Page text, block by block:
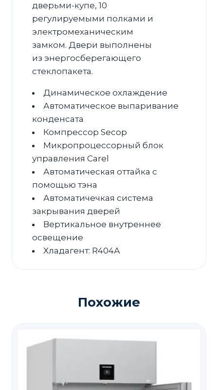
дверьми-купе, 10
регулируемыми полками и
электромеханическим
замком. Двери выполнены
из энергосберегающего
стеклопакета.
Динамическое охлаждение
Автоматическое выпаривание
конденсата
Компрессор Secop
Микропроцессорный блок
управления Carel
Автоматическая оттайка с
помощью тэна
Автоматичечкая система
закрывания дверей
Вертикальное внутреннее
освещение
Хладагент: R404А
Похожие